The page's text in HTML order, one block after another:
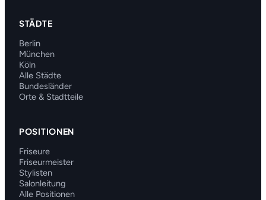
STÄDTE
Berlin
München
Köln
Alle Städte
Bundesländer
Orte & Stadtteile
POSITIONEN
Friseure
Friseurmeister
Stylisten
Salonleitung
Alle Positionen